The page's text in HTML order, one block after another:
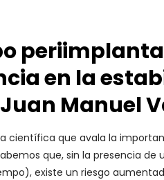
en la
Manuel
científica que avala la
que, sin la presencia
existe un riesgo